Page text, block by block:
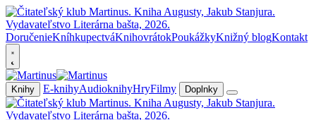
DoručenieKníhkupectváKnihovrátokPoukážkyKnižný blogKontakt
Knihy E-knihyAudioknihyHryFilmy Doplnky